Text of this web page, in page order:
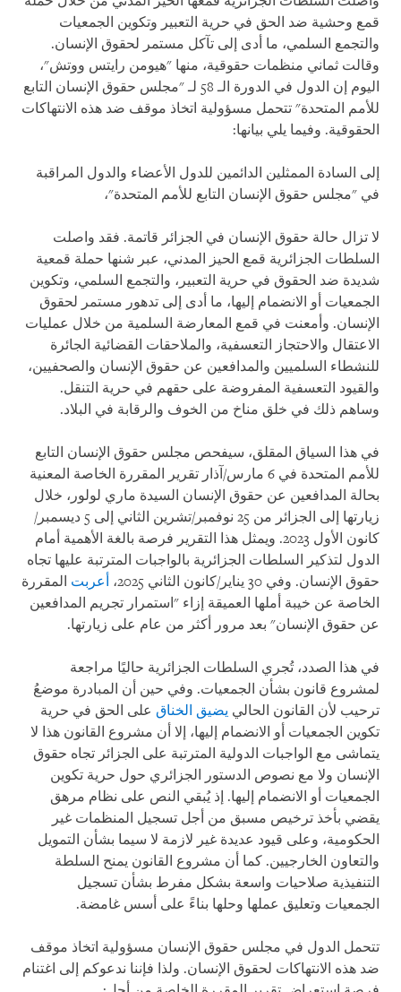
قمع وحشية ضد الحق في حرية التعبير وتكوين الجمعيات
والتجمع السلمي، ما أدى إلى تآكل مستمر لحقوق الإنسان.
وقالت ثماني منظمات حقوقية، منها "هيومن رايتس ووتش"،
اليوم إن الدول في الدورة الـ 58 لـ "مجلس حقوق الإنسان التابع
للأمم المتحدة" تتحمل مسؤولية اتخاذ موقف ضد هذه الانتهاكات
الحقوقية. وفيما يلي بيانها:
إلى السادة الممثلين الدائمين للدول الأعضاء والدول المراقبة
في "مجلس حقوق الإنسان التابع للأمم المتحدة"،
لا تزال حالة حقوق الإنسان في الجزائر قاتمة. فقد واصلت
السلطات الجزائرية قمع الحيز المدني، عبر شنها حملة قمعية
شديدة ضد الحقوق في حرية التعبير، والتجمع السلمي، وتكوين
الجمعيات أو الانضمام إليها، ما أدى إلى تدهور مستمر لحقوق
الإنسان. وأمعنت في قمع المعارضة السلمية من خلال عمليات
الاعتقال والاحتجاز التعسفية، والملاحقات القضائية الجائرة
للنشطاء السلميين والمدافعين عن حقوق الإنسان والصحفيين،
والقيود التعسفية المفروضة على حقهم في حرية التنقل.
وساهم ذلك في خلق مناخ من الخوف والرقابة في البلاد.
في هذا السياق المقلق، سيفحص مجلس حقوق الإنسان التابع
للأمم المتحدة في 6 مارس/آذار تقرير المقررة الخاصة المعنية
بحالة المدافعين عن حقوق الإنسان السيدة ماري لولور، خلال
زيارتها إلى الجزائر من 25 نوفمبر/تشرين الثاني إلى 5 ديسمبر/
كانون الأول 2023. ويمثل هذا التقرير فرصة بالغة الأهمية أمام
الدول لتذكير السلطات الجزائرية بالواجبات المترتبة عليها تجاه
حقوق الإنسان. وفي 30 يناير/كانون الثاني 2025،
أعربت المقررة
الخاصة عن خيبة أملها العميقة إزاء "استمرار تجريم المدافعين
عن حقوق الإنسان" بعد مرور أكثر من عام على زيارتها.
في هذا الصدد، تُجري السلطات الجزائرية حاليًا مراجعة
لمشروع قانون بشأن الجمعيات. وفي حين أن المبادرة موضعُ
ترحيب لأن القانون الحالي يضيق الخناق على الحق في حرية
تكوين الجمعيات أو الانضمام إليها، إلا أن مشروع القانون هذا لا
يتماشى مع الواجبات الدولية المترتبة على الجزائر تجاه حقوق
الإنسان ولا مع نصوص الدستور الجزائري حول حرية تكوين
الجمعيات أو الانضمام إليها. إذ يُبقي النص على نظام مرهق
يقضي بأخذ ترخيص مسبق من أجل تسجيل المنظمات غير
الحكومية، وعلى قيود عديدة غير لازمة لا سيما بشأن التمويل
والتعاون الخارجيين. كما أن مشروع القانون يمنح السلطة
التنفيذية صلاحيات واسعة بشكل مفرط بشأن تسجيل
الجمعيات وتعليق عملها وحلها بناءً على أسس غامضة.
تتحمل الدول في مجلس حقوق الإنسان مسؤولية اتخاذ موقف
ضد هذه الانتهاكات لحقوق الإنسان. ولذا فإننا ندعوكم إلى اغتنام